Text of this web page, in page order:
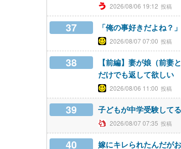
2026/08/06 19:12
37 「俺の事好きだよね
2026/08/07 07:00
38
【前編】妻が娘（前
だけでも返して欲しい
2026/08/06 11:00
39 子どもが中学受験して
2026/08/07 07:35
40 嫁にキレられたんだが